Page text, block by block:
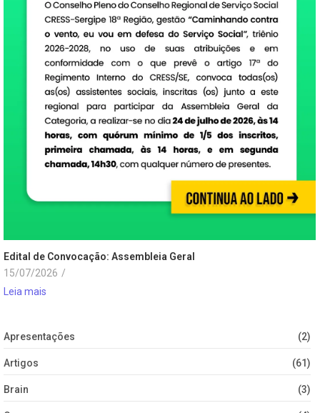
Edital de Convocação: Assembleia Geral
15/07/2026 /
Leia mais
Apresentações (2)
Artigos (61)
Brain (3)